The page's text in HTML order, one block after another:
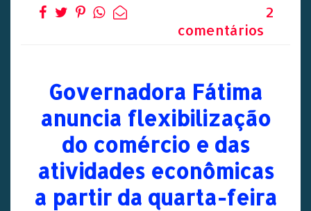
2
comentários
Governadora Fátima
anuncia flexibilização
do comércio e das
atividades econômicas
a partir da quarta-feira